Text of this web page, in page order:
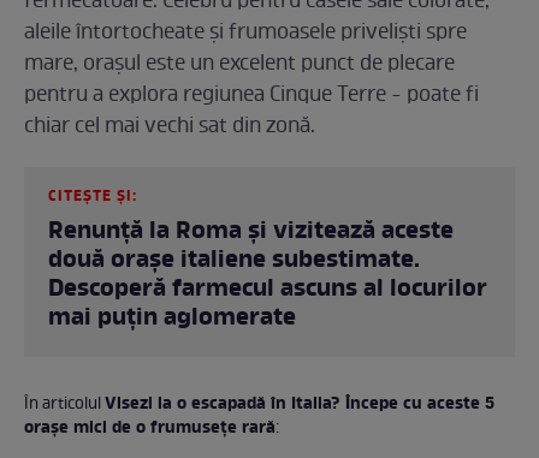
aleile întortocheate și frumoasele priveliști spre
mare, orașul este un excelent punct de plecare
pentru a explora regiunea Cinque Terre - poate fi
chiar cel mai vechi sat din zonă.
CITEȘTE ȘI:
Renunță la Roma și vizitează aceste
două orașe italiene subestimate.
Descoperă farmecul ascuns al locurilor
mai puțin aglomerate
În articolulVisezi la o escapadă în Italia? Începe cu aceste 5
orașe mici de o frumusețe rară: